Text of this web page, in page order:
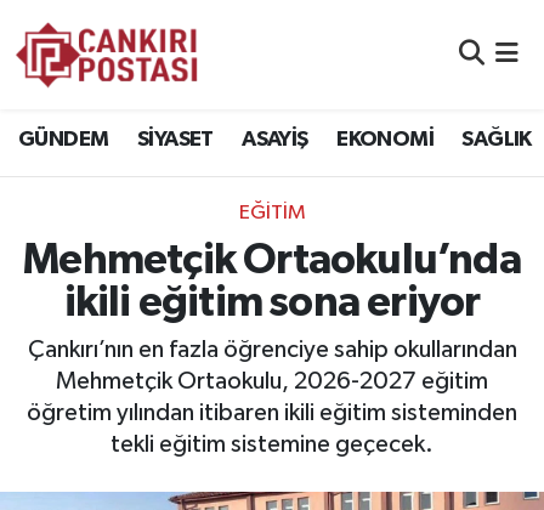
GÜNDEM SİYASET ASAYİŞ EKONOMİ SAĞLIK
EĞİTİM
Mehmetçik Ortaokulu’nda
ikili eğitim sona eriyor
Çankırı’nın en fazla öğrenciye sahip okullarından
Mehmetçik Ortaokulu, 2026-2027 eğitim
öğretim yılından itibaren ikili eğitim sisteminden
tekli eğitim sistemine geçecek.
EKONOMİ
SAĞLIK
SPOR
Trafik Durumu
Süper Lig Puan Durumu ve Fikstür
Tüm Manşetler
Son Dakika Haberleri